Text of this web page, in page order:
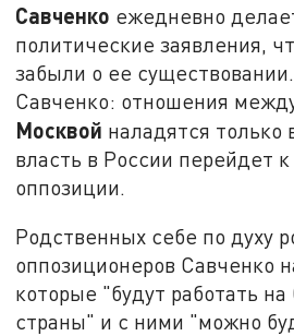
Савченко ежедневно
политические заявления,
забыли о ее
Савченко: отношения
Москвой наладятся только
власть в России перейдет
оппозиции.
Родственных себе по духу
оппозиционеров Савченко
которые "будут работать на
страны" и с ними "можно